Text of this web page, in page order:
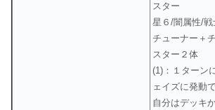
スター
星６/闇属性/
チューナー＋
スター２体
(1)：１ターン
ェイズに発動
自分はデッキ